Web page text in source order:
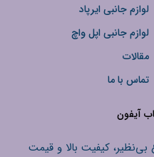
لوازم جانبی ایرپاد
لوازم جانبی اپل واچ
مقالات
تماس با ما
آیفون
کیفیت بالا و قیمت